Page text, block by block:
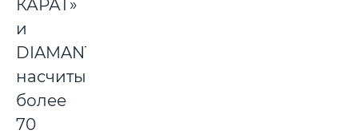
КАРАТ»
и
DIAMANTE
насчитывают
более
70